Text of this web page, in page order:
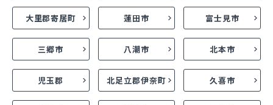
大里郡寄居町 蓮田市 富士見市
三郷市 八潮市 北本市
児玉郡 北足立郡伊奈町 久喜市